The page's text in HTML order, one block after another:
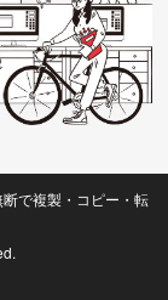
で複製・コピー・転